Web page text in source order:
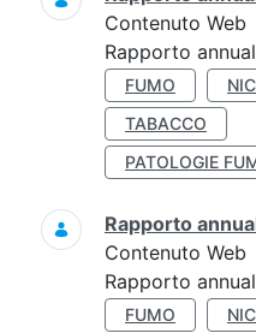
Contenuto Web
Rapporto
FUMO
TABACCO
PATOLOGIE
Rapporto
Contenuto Web
Rapporto
FUMO